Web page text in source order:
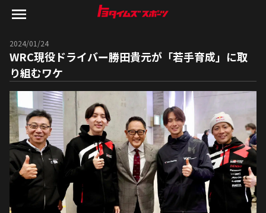
2024/01/24
WRC現役ドライバー勝田貴元が「若手育成」に取
り組むワケ